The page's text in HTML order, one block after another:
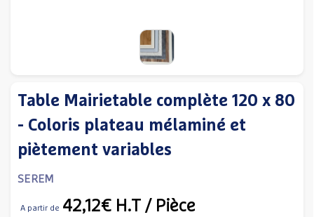
Table Mairietable complète 120 x 80
- Coloris plateau mélaminé et
piètement variables
SEREM
A partir de 42,12€ H.T / Pièce